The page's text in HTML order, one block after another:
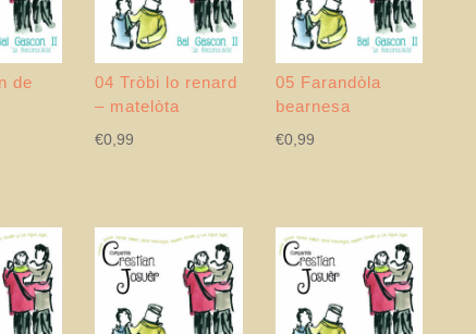
de
04 Tròbi lo renard
– matelòta
€0,99
05 Farandòla
bearnesa
€0,99